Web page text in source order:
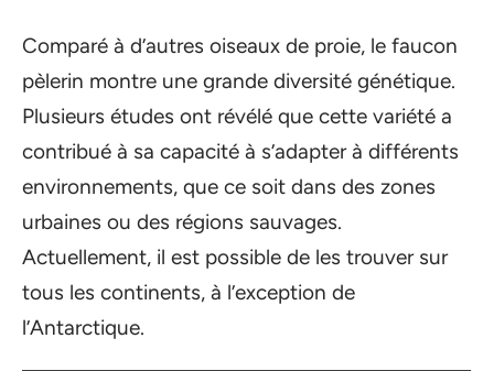
Comparé à d’autres oiseaux de proie, le faucon
pèlerin montre une grande diversité génétique.
Plusieurs études ont révélé que cette variété a
contribué à sa capacité à s’adapter à différents
environnements, que ce soit dans des zones
urbaines ou des régions sauvages.
Actuellement, il est possible de les trouver sur
tous les continents, à l’exception de
l’Antarctique.